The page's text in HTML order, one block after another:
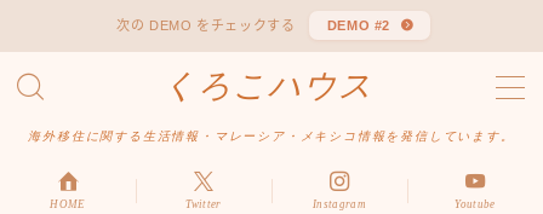
次の DEMO をチェックする DEMO #2
くろこハウス
海外移住に関する生活情報・マレーシア・メキシコ情報を発信しています。
MENU
デモプリセット記事 #1
デモプリセット記事 Part04
デモプリセット記事 Part06
HOME Twitter Instagram Youtube